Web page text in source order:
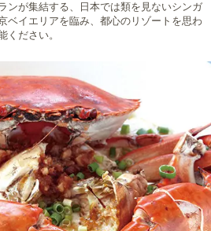
ンが集結する、日本では類を見ないシンガ
ベイエリアを臨み、都心のリゾートを思わ
ください。